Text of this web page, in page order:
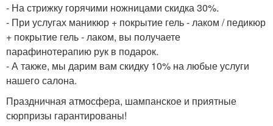
- На стрижку горячими ножницами скидка 30%.
- При услугах маникюр + покрытие гель - лаком / педикюр
+ покрытие гель - лаком, вы получаете
парафинотерапию рук в подарок.
- А также, мы дарим вам скидку 10% на любые услуги
нашего салона.
Праздничная атмосфера, шампанское и приятные
сюрпризы гарантированы!